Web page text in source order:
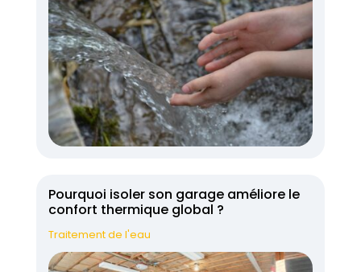
Pourquoi isoler son garage améliore le
confort thermique global ?
Traitement de l'eau